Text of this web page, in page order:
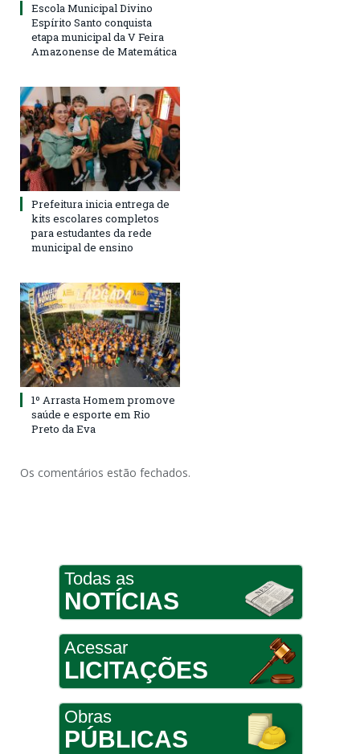
Escola Municipal Divino
Espírito Santo conquista
etapa municipal da V Feira
Amazonense de Matemática
Prefeitura inicia entrega de
kits escolares completos
para estudantes da rede
municipal de ensino
1º Arrasta Homem promove
saúde e esporte em Rio
Preto da Eva
Os comentários estão fechados.
Todas as
NOTÍCIAS
Acessar
LICITAÇÕES
Obras
PÚBLICAS